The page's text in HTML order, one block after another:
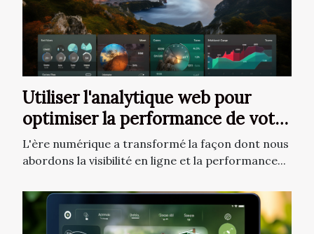
Utiliser l'analytique web pour
optimiser la performance de votre
site
L'ère numérique a transformé la façon dont nous
abordons la visibilité en ligne et la performance...